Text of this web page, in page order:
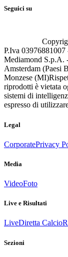
Seguici su
P.Iva
Mediamond S.p.A.
Amsterdam (Paesi
Monzese (MI)
riprodotti è vietata
sistemi di
espresso di
Legal
CorporatePrivacy
Media
VideoFoto
Live e Risultati
LiveDiretta Calcio
Sezioni